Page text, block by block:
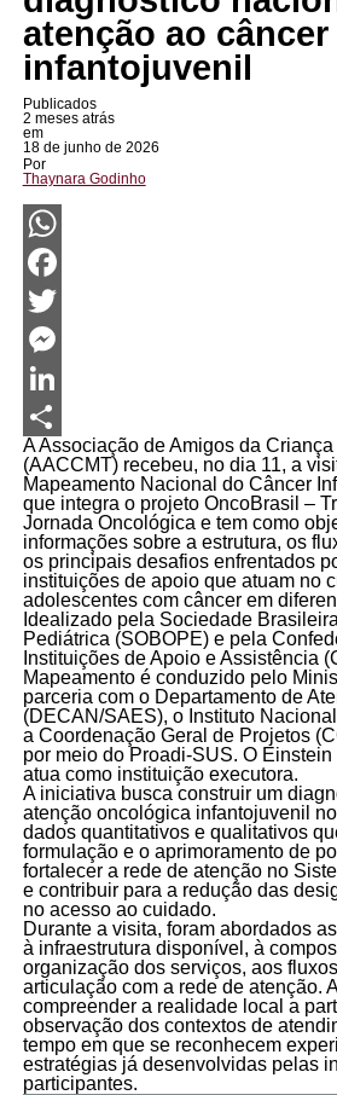
atenção ao câncer
infantojuvenil
Publicados
2 meses atrás
em
18 de junho de 2026
Por
Thaynara Godinho
WhatsApp
Facebook
Twitter
Messenger
LinkedIn
Share
A Associação de Amigos da
(AACCMT) recebeu, no dia 11, a
Mapeamento Nacional do Câncer
que integra o projeto OncoBrasil –
Jornada Oncológica e tem como
informações sobre a estrutura, os
os principais desafios enfrentados
instituições de apoio que atuam no
adolescentes com câncer em
Idealizado pela Sociedade
Pediátrica (SOBOPE) e pela
Instituições de Apoio e Assistência
Mapeamento é conduzido pelo
parceria com o Departamento de
(DECAN/SAES), o Instituto
a Coordenação Geral de Projetos
por meio do Proadi-SUS. O
atua como instituição executora.
A iniciativa busca construir um
atenção oncológica infantojuvenil
dados quantitativos e qualitativos
formulação e o aprimoramento de
fortalecer a rede de atenção no
e contribuir para a redução das
no acesso ao cuidado.
Durante a visita, foram abordados
à infraestrutura disponível, à
organização dos serviços, aos
articulação com a rede de atenção.
compreender a realidade local a
observação dos contextos de
tempo em que se reconhecem
estratégias já desenvolvidas pelas
participantes.